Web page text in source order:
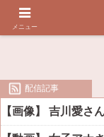
配信記事
メニュー